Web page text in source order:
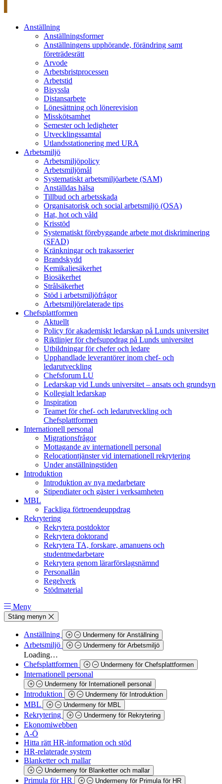
Anställning
Anställningsformer
Anställningens upphörande, förändring samt
företrädesrätt
Arvode
Arbetsbristprocessen
Arbetstid
Bisyssla
Distansarbete
Lönesättning och lönerevision
Misskötsamhet
Semester och ledigheter
Utvecklingssamtal
Utlandsstationering med URA
Arbetsmiljö
Arbetsmiljöpolicy
Arbetsmiljömål
Systematiskt arbetsmiljöarbete (SAM)
Anställdas hälsa
Tillbud och arbetsskada
Organisatorisk och social arbetsmiljö (OSA)
Hat, hot och våld
Krisstöd
Systematiskt förebyggande arbete mot diskriminering
(SFAD)
Kränkningar och trakasserier
Brandskydd
Kemikaliesäkerhet
Biosäkerhet
Strålsäkerhet
Stöd i arbetsmiljöfrågor
Arbetsmiljörelaterade tips
Chefsplattformen
Aktuellt
Policy för akademiskt ledarskap på Lunds universitet
Riktlinjer för chefsuppdrag på Lunds universitet
Utbildningar för chefer och ledare
Upphandlade leverantörer inom chef- och
ledarutveckling
Chefsforum LU
Ledarskap vid Lunds universitet – ansats och grundsyn
Kollegialt ledarskap
Inspiration
Teamet för chef- och ledarutveckling och
Chefsplattformen
Internationell personal
Migrationsfrågor
Mottagande av internationell personal
Relocationtjänster vid internationell rekrytering
Under anställningstiden
Introduktion
Introduktion av nya medarbetare
Stipendiater och gäster i verksamheten
MBL
Fackliga förtroendeuppdrag
Rekrytering
Rekrytera postdoktor
Rekrytera doktorand
Rekrytera TA, forskare, amanuens och
studentmedarbetare
Rekrytera genom lärarförslagsnämnd
Personallån
Regelverk
Stödmaterial
Meny
Stäng menyn
Anställning Undermeny för Anställning
Arbetsmiljö Undermeny för Arbetsmiljö
Loading…
Chefsplattformen
Undermeny för Chefsplattformen
Internationell personal
Undermeny för Internationell personal
Introduktion Undermeny för Introduktion
MBL Undermeny för MBL
Rekrytering Undermeny för Rekrytering
Ekonomiwebben
A-Ö
Hitta rätt HR-information och stöd
HR-relaterade system
Blanketter och mallar
Undermeny för Blanketter och mallar
Primula för HR Undermeny för Primula för HR